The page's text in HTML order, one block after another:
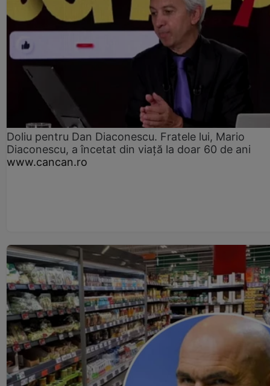
Doliu pentru Dan Diaconescu. Fratele lui, Mario
Diaconescu, a încetat din viață la doar 60 de ani
www.cancan.ro